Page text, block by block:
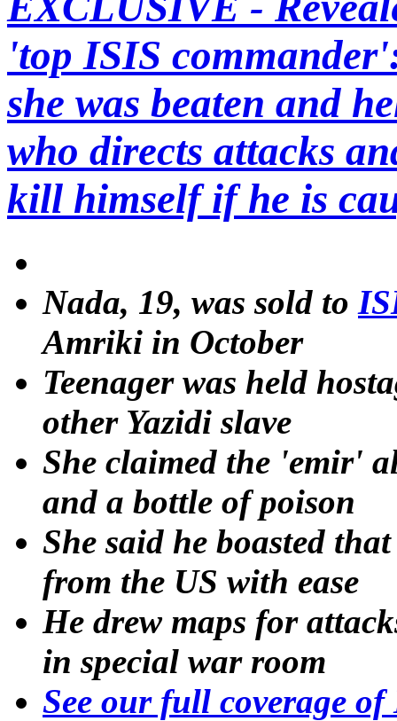
'top ISIS
she was beaten and
who directs attacks
kill himself if he is
Nada, 19, was sold to
Amriki in October
Teenager was held
other Yazidi slave
She claimed the 'emir'
and a bottle of poison
She said he boasted
from the US with ease
He drew maps for
in special war room
See our full coverage